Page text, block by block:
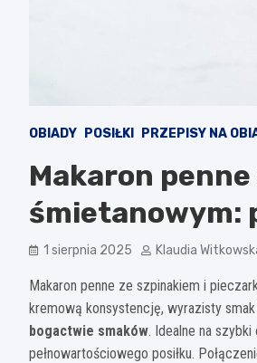
OBIADY POSIŁKI PRZEPISY NA
Makaron
śmietanowym:
1 sierpnia 2025 Klaudia
Makaron penne ze szpinakiem i
kremową konsystencję, wyrazisty
bogactwie smaków. Idealne na
pełnowartościowego posiłku.